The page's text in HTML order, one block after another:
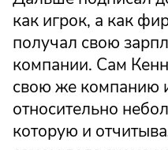
как игрок, а как
получал свою
компании. Сам
свою же компанию
относительно
которую и